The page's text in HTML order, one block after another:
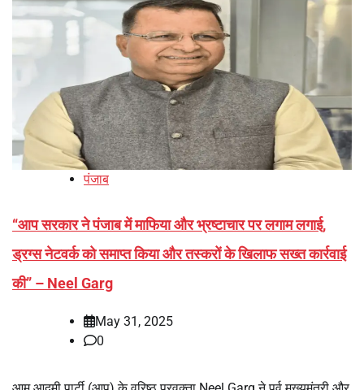
पंजाब
“आप सरकार ने पंजाब में माफिया और भ्रष्टाचार पर लगाम लगाई,
ड्रग्स नेटवर्क को समाप्त किया और तस्करों के खिलाफ सख्त कार्रवाई
की” – Neel Garg
May 31, 2025
0